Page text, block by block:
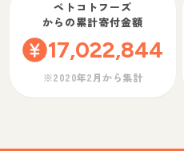
ペトコトフーズ
からの累計寄付金額
17,022,844
※2020年2月から集計